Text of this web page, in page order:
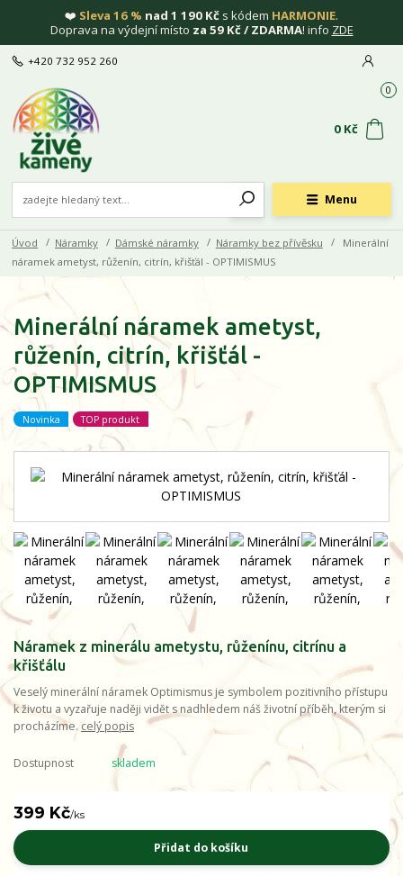
❤️ Sleva 16 % nad 1 190 Kč s kódem HARMONIE.
Doprava na výdejní místo za 59 Kč / ZDARMA! info ZDE
Menu
+420 732 952 260
0
0 Kč
Úvod Náramky Dámské náramky Náramky bez přívěsku
Minerální
náramek ametyst, růženín, citrín, křišťál - OPTIMISMUS
Minerální náramek ametyst,
růženín, citrín, křišťál -
OPTIMISMUS
Novinka TOP produkt
Náramek z minerálu ametystu, růženínu, citrínu a
křišťálu
Veselý minerální náramek Optimismus je symbolem pozitivního přístupu
k životu a vyzařuje naději vidět s nadhledem náš životní příběh, kterým si
procházíme. celý popis
Dostupnost skladem
399 Kč/ks
Přidat do košíku